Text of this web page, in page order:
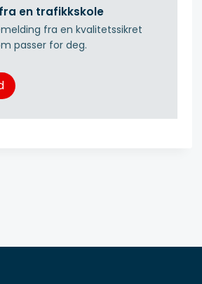
en trafikkskole
fra en kvalitetssikret
passer for deg.